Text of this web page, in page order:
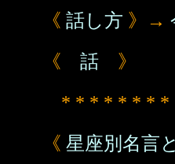
《 話し方 》→
《 話 》
* * * * * * * *
《 星座別名言